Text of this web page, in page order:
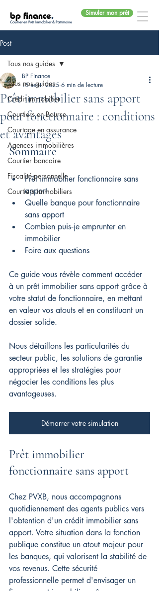
bp finance.
Courtier en Prêt Immobilier & Patrimoine
Simuler mon prêt
Post
Tous nos guides
Crédit immobilier
Courtiers en Bourse
Courtage en assurance
Agences immobilières
Courtier bancaire
Fiscalité personnelle
Courtiers immobiliers
Tous nos guides
Prêt immobilier sans apport
pour fonctionnaire : conditions
et avantages
BP Finance
15 sept. 2025 6 min de lecture
Sommaire
Prêt immobilier fonctionnaire sans
apport
Quelle banque pour fonctionnaire
sans apport
Combien puis‑je emprunter en
immobilier
Foire aux questions
Ce guide vous révèle comment accéder
à un prêt immobilier sans apport grâce à
votre statut de fonctionnaire, en mettant
en valeur vos atouts et en constituant un
dossier solide.
Nous détaillons les particularités du
secteur public, les solutions de garantie
appropriées et les stratégies pour
négocier les conditions les plus
avantageuses.
Démarrer votre simulation
Prêt immobilier
fonctionnaire sans apport
Chez PVXB, nous accompagnons
quotidiennement des agents publics vers
l'obtention d'un crédit immobilier sans
apport. Votre situation dans la fonction
publique constitue un atout majeur pour
les banques, qui valorisent la stabilité de
vos revenus. Cette sécurité
professionnelle permet d'envisager un